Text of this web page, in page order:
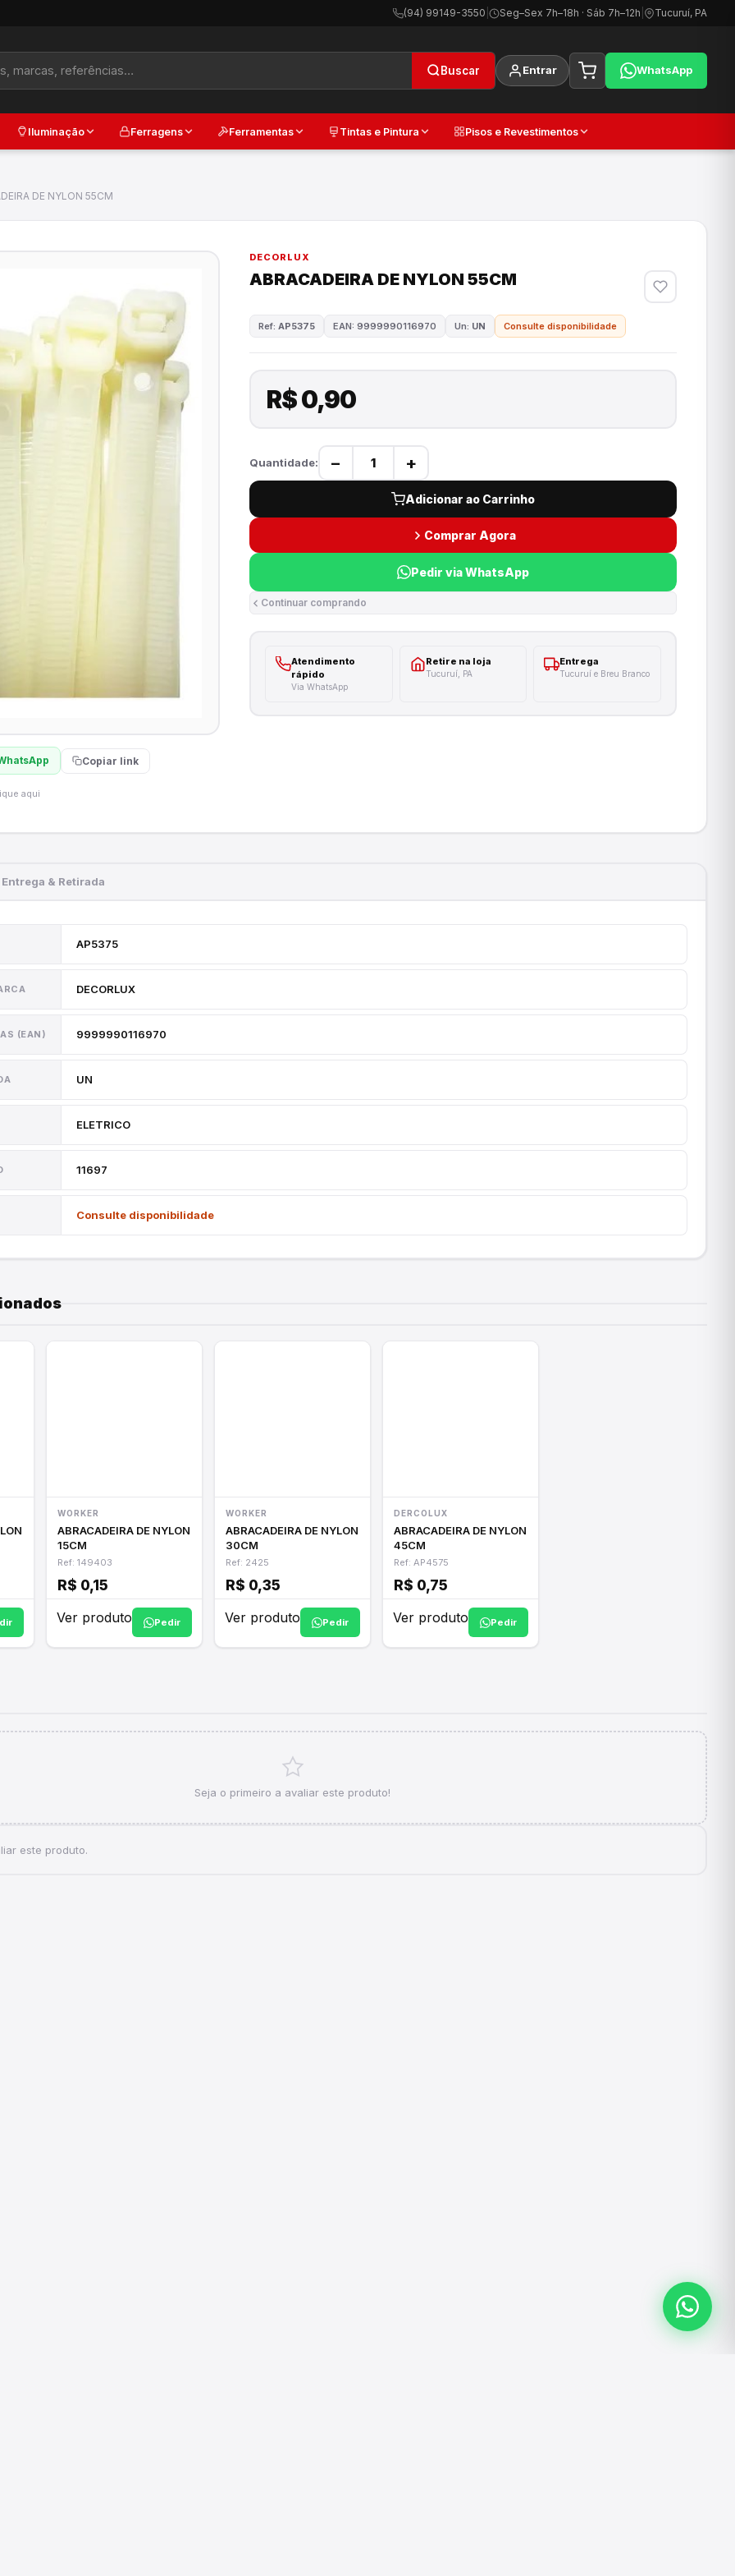
(94) 99149-3550 | Seg–Sex 7h–18h · Sáb 7h–12h Tucuruí, PA
Buscar Entrar WhatsApp
Iluminação Ferragens Ferramentas Tintas e Pintura Pisos e Revestimentos
DE NYLON 55CM
Copiar link
aqui
DECORLUX
ABRACADEIRA DE NYLON 55CM
Ref: AP5375 EAN: 9999990116970 Un: UN Consulte disponibilidade
R$ 0,90
Quantidade: − +
Adicionar ao Carrinho
Comprar Agora
Pedir via WhatsApp
Continuar comprando
Atendimento
rápido
Via WhatsApp
Retire na loja
Tucuruí, PA
Entrega
Tucuruí e Breu Branco
Entrega & Retirada
AP5375
DECORLUX
(EAN) 9999990116970
UN
ELETRICO
11697
Consulte disponibilidade
WORKER
ABRACADEIRA DE NYLON
15CM
Ref: 149403
R$ 0,15
Ver produto
Pedir
WORKER
ABRACADEIRA DE NYLON
30CM
Ref: 2425
R$ 0,35
Ver produto
Pedir
DERCOLUX
ABRACADEIRA DE NYLON
45CM
Ref: AP4575
R$ 0,75
Ver produto
Pedir
Seja o primeiro a avaliar este produto!
este produto.